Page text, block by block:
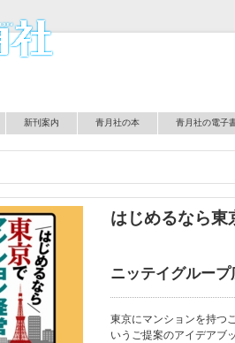
新刊案内 青月社の本 青月社の電子
はじめるなら東
ニッテイグルー
東京にマンションを持つ
いうご提案のアイデアブ